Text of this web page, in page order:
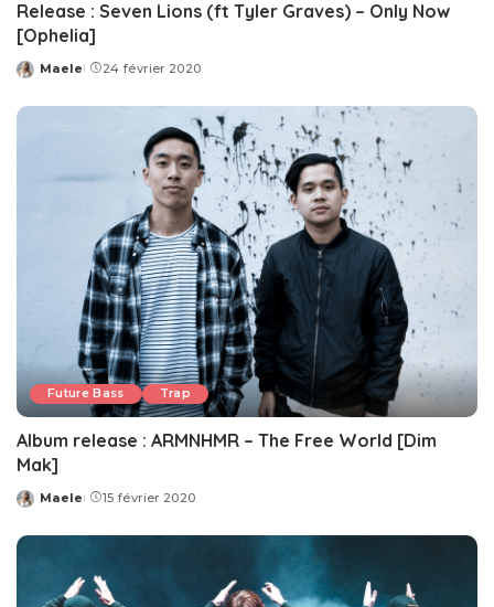
Release : Seven Lions (ft Tyler Graves) – Only Now
[Ophelia]
Posted
Maele 24 février 2020
Future Bass Trap
Album release : ARMNHMR – The Free World [Dim
Mak]
Posted
Maele 15 février 2020